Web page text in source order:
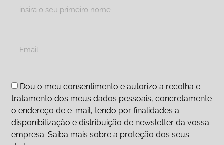
Dou o meu consentimento e autorizo a recolha e
tratamento dos meus dados pessoais, concretamente
o endereço de e-mail, tendo por finalidades a
disponibilização e distribuição de newsletter da vossa
empresa. Saiba mais sobre a proteção dos seus